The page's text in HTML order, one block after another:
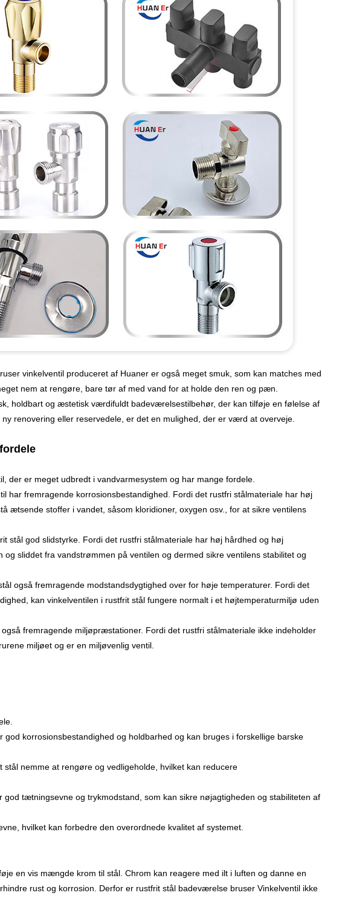
vinkelventil produceret af Huaner er også meget smuk, som kan matches med
nem at rengøre, bare tør af med vand for at holde den ren og pæn.
holdbart og æstetisk værdifuldt badeværelsestilbehør, der kan tilføje en følelse af
renovering eller reservedele, er det en mulighed, der er værd at overveje.
der er meget udbredt i vandvarmesystem og har mange fordele.
har fremragende korrosionsbestandighed. Fordi det rustfri stålmateriale har høj
ætsende stoffer i vandet, såsom kloridioner, oxygen osv., for at sikre ventilens
stål god slidstyrke. Fordi det rustfri stålmateriale har høj hårdhed og høj
sliddet fra vandstrømmen på ventilen og dermed sikre ventilens stabilitet og
også fremragende modstandsdygtighed over for høje temperaturer. Fordi det
kan vinkelventilen i rustfrit stål fungere normalt i et højtemperaturmiljø uden
fremragende miljøpræstationer. Fordi det rustfri stålmateriale ikke indeholder
miljøet og er en miljøvenlig ventil.
korrosionsbestandighed og holdbarhed og kan bruges i forskellige barske
nemme at rengøre og vedligeholde, hvilket kan reducere
tætningsevne og trykmodstand, som kan sikre nøjagtigheden og stabiliteten af
hvilket kan forbedre den overordnede kvalitet af systemet.
en vis mængde krom til stål. Chrom kan reagere med ilt i luften og danne en
rust og korrosion. Derfor er rustfrit stål badeværelse bruser Vinkelventil ikke